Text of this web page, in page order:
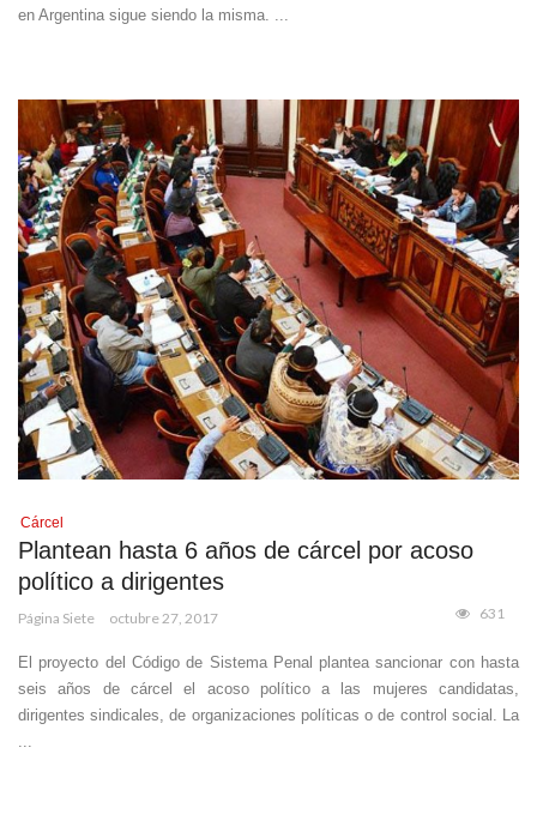
en Argentina sigue siendo la misma. ...
Cárcel
Plantean hasta 6 años de cárcel por acoso
político a dirigentes
Página Siete octubre 27, 2017 631
El proyecto del Código de Sistema Penal plantea sancionar con hasta
seis años de cárcel el acoso político a las mujeres candidatas,
dirigentes sindicales, de organizaciones políticas o de control social. La